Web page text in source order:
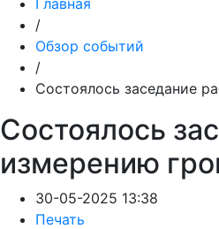
Главная
/
Обзор событий
/
Состоялось заседание
Состоялось
измерению
30-05-2025 13:38
Печать